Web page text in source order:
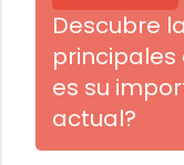
Descubre
principales
es su
actual?